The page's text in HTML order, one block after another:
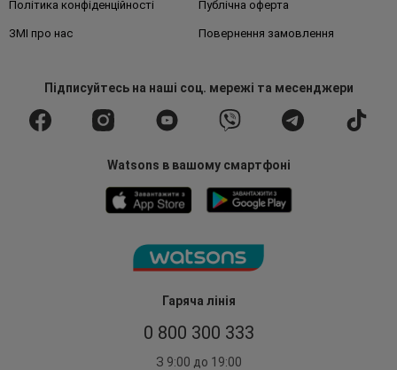
Гаряча лінія
0 800 300 333
З 9:00 до 19:00
Політика конфіденційності Публічна оферта
ЗМІ про нас Повернення замовлення
Підписуйтесьна наші соц. мережі та месенджери
Watsons в вашому смартфоні